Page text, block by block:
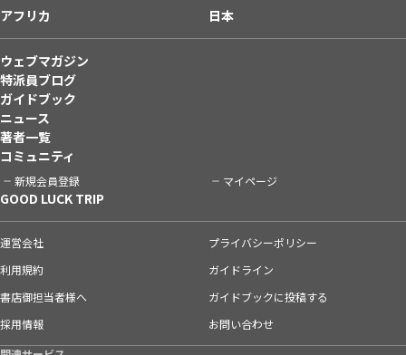
アフリカ
日本
ウェブマガジン
特派員ブログ
ガイドブック
ニュース
著者一覧
コミュニティ
新規会員登録 マイページ
GOOD LUCK TRIP
運営会社
プライバシーポリシー
利用規約
ガイドライン
書店御担当者様へ
ガイドブックに投稿する
採用情報
お問い合わせ